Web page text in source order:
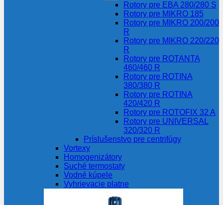
Rotory pre EBA 280/280 S
Rotory pre MIKRO 185
Rotory pre MIKRO 200/200
R
Rotory pre MIKRO 220/220
R
Rotory pre ROTANTA
460/460 R
Rotory pre ROTINA
380/380 R
Rotory pre ROTINA
420/420 R
Rotory pre ROTOFIX 32 A
Rotory pre UNIVERSAL
320/320 R
Príslušenstvo pre centrifúgy
Vortexy
Homogenizátory
Suché termostaty
Vodné kúpele
Vyhrievacie platne